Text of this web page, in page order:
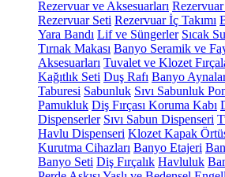
Rezervuar ve Aksesuarları
Rezervuar Seti Rezervuar İç Takımı
Yara Bandı Lif ve Süngerler Sıcak
Tırnak Makası Banyo Seramik ve
Aksesuarları Tuvalet ve Klozet
Kağıtlık Seti Duş Rafı Banyo
Taburesi Sabunluk Sıvı Sabunluk
Pamukluk Diş Fırçası Koruma Kabı
Dispenserler Sıvı Sabun Dispenseri
Havlu Dispenseri Klozet Kapak
Kurutma Cihazları Banyo Etajeri
Banyo Seti Diş Fırçalık Havluluk